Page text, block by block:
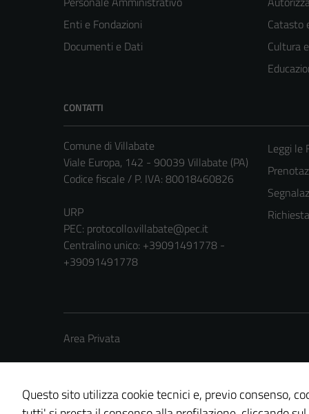
Enti e Fondazioni
Documenti e Dati
Catasto
Cultura
CONTATTI
Comune di Villabate
Viale Europa, 142 - 90039 Villabate (PA)
Codice fiscale / P. IVA: 80018460826
URP
PEC: protocollo.villabate@pec.it
Centralino unico: +39091491778 -
+39091491778
Leggi le
Area Privata
Questo sito utilizza cookie tecnici e, previo consenso,